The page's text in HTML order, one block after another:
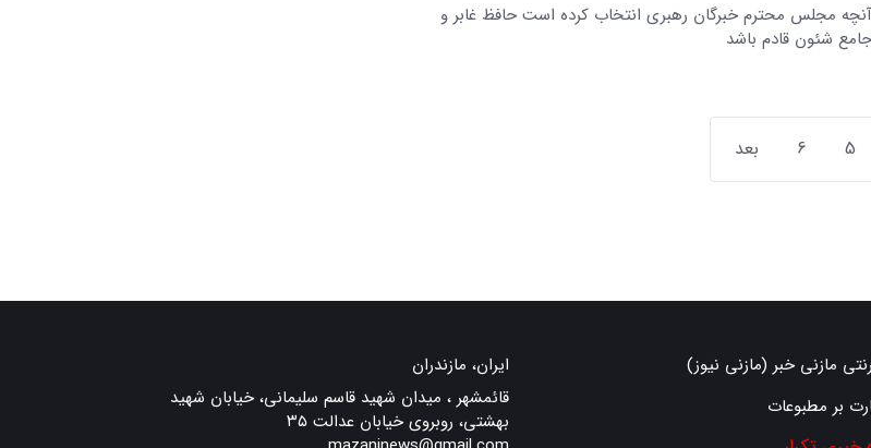
آنچه مجلس محترم خبرگان رهبری انتخاب کرده‌ است حافظ غابر و
جامع شئون قادم باشد
5
6 بعد
مازنی خبر (مازنی نیوز)
بر مطبوعات
ایران، مازندران
قائمشهر ، میدان شهید قاسم سلیمانی، خیابان شهید
بهشتی، روبروی خیابان عدالت ۳۵